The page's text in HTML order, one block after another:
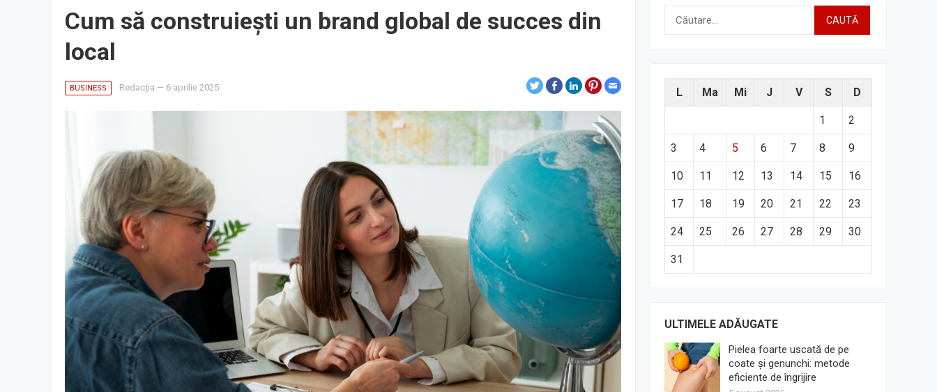
Cum să construiești un brand global de succes din
local
BUSINESS Redacția — 6 aprilie 2025
Caută
L Ma Mi J V S D
1 2
3 4 5 6 7 8 9
10 11 12 13 14 15 16
17 18 19 20 21 22 23
24 25 26 27 28 29 30
31
ULTIMELE ADĂUGATE
Pielea foarte uscată de pe
coate și genunchi: metode
eficiente de îngrijire